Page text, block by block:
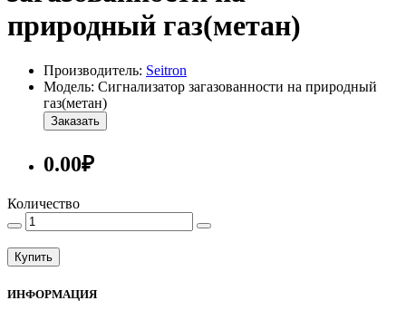
природный газ(метан)
Производитель: Seitron
Модель: Сигнализатор загазованности на природный
газ(метан)
Заказать
0.00₽
Количество
Купить
ИНФОРМАЦИЯ